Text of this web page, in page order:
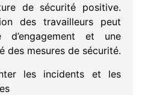
de sécurité positive.
des travailleurs peut
d’engagement et une
des mesures de sécurité.
les incidents et les